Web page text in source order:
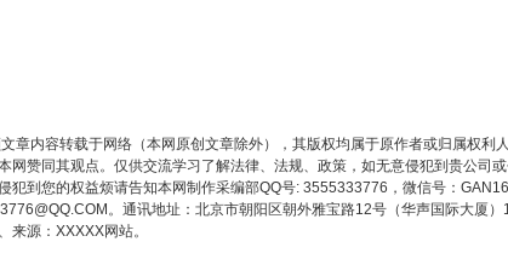
文章内容转载于网络（本网原创文章除外），其版权均属于原作者或归属权
网赞同其观点。仅供交流学习了解法律、法规、政策，如无意侵犯到贵公司
犯到您的权益烦请告知本网制作采编部QQ号: 3555333776，微信号：
。通讯地址：北京市朝阳区朝外雅宝路12号（华声国际大厦
来源：XXXXX网站。